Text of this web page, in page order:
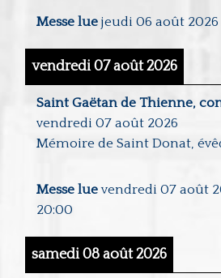
Messe lue jeudi 06 août 2026
vendredi 07 août 2026
Saint Gaëtan de Thienne,
vendredi 07 août 2026
Mémoire de Saint Donat,
Messe lue vendredi 07 août
20:00
samedi 08 août 2026